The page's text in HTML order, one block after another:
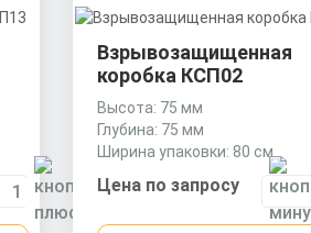
Взрывозащищенная
коробка КСП02
Высота: 75 мм
Глубина: 75 мм
Ширина упаковки: 80 см
Цена по запросу